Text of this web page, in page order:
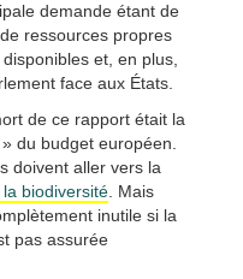
demande étant de
ressources propres
et, en plus,
face aux États.
de ce rapport était la
du budget européen.
doivent aller vers la
biodiversité . Mais
inutile si la
pas assurée